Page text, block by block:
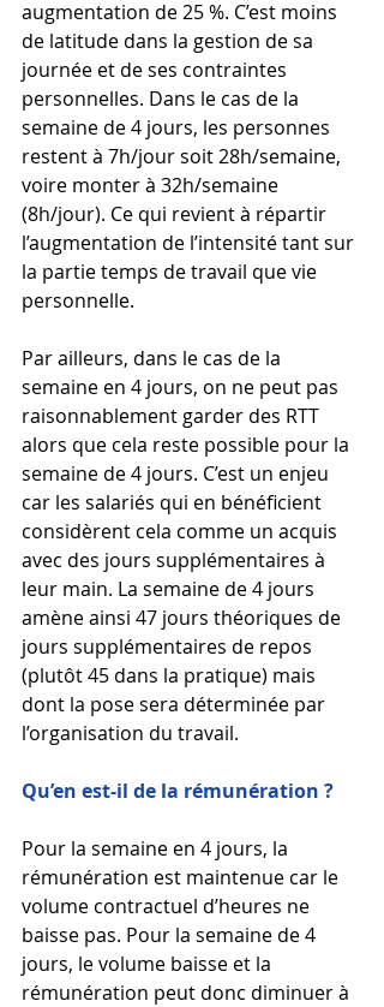
augmentation de 25 %. C’est moins
de latitude dans la gestion de sa
journée et de ses contraintes
personnelles. Dans le cas de la
semaine de 4 jours, les personnes
restent à 7h/jour soit 28h/semaine,
voire monter à 32h/semaine
(8h/jour). Ce qui revient à répartir
l’augmentation de l’intensité tant sur
la partie temps de travail que vie
personnelle.
Par ailleurs, dans le cas de la
semaine en 4 jours, on ne peut pas
raisonnablement garder des RTT
alors que cela reste possible pour la
semaine de 4 jours. C’est un enjeu
car les salariés qui en bénéficient
considèrent cela comme un acquis
avec des jours supplémentaires à
leur main. La semaine de 4 jours
amène ainsi 47 jours théoriques de
jours supplémentaires de repos
(plutôt 45 dans la pratique) mais
dont la pose sera déterminée par
l’organisation du travail.
Qu’en est-il de la rémunération ?
Pour la semaine en 4 jours, la
rémunération est maintenue car le
volume contractuel d’heures ne
baisse pas. Pour la semaine de 4
jours, le volume baisse et la
rémunération peut donc diminuer à